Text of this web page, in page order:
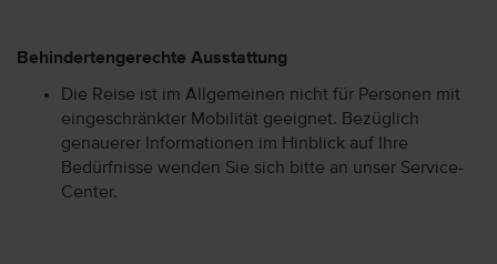
Behindertengerechte Ausstattung
Die Reise ist im Allgemeinen nicht für Personen mit
eingeschränkter Mobilität geeignet. Bezüglich
genauerer Informationen im Hinblick auf Ihre
Bedürfnisse wenden Sie sich bitte an unser Service-
Center.